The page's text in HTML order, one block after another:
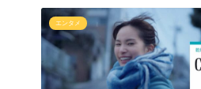
エンタメ